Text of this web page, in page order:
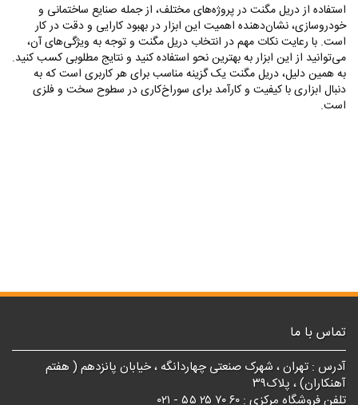
استفاده از دریل مگنت در پروژه‌های مختلف، از جمله صنایع ساختمانی و
خودروسازی، نشان‌دهنده اهمیت این ابزار در بهبود کارایی و دقت در کار
است. با رعایت نکات مهم در انتخاب دریل مگنت و توجه به ویژگی‌های آن،
می‌توانید از این ابزار به بهترین نحو استفاده کنید و نتایج مطلوبی کسب کنید.
به همین دلیل، دریل مگنت یک گزینه مناسب برای هر کاربری است که به
دنبال ابزاری با کیفیت و کارآمد برای سوراخ‌کاری در سطوح سخت و فلزی
است.
تماس با ما
آدرس : تهران ، شهرک صنعتی چهاردانگه ، خیابان پانزدهم ( هفتم
آهنکاران) ، پلاک۳۹
تلفن فروشگاه مرکزی : ۶۰ ۷۰ ۲۵ ۵۵ - ۰۲۱